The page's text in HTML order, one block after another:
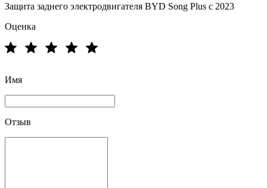
Защита заднего электродвигателя BYD Song Plus с 2023
Оценка
Имя
Отзыв